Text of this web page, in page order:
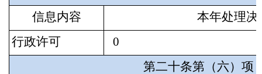
信息内容
本年处理决
行政许可
0
第二十条第（六）项